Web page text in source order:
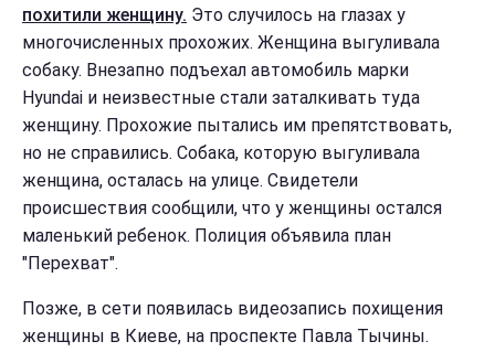
похитили женщину. Это случилось на глазах у
многочисленных прохожих. Женщина выгуливала
собаку. Внезапно подъехал автомобиль марки
Hyundai и неизвестные стали заталкивать туда
женщину. Прохожие пытались им препятствовать,
но не справились. Собака, которую выгуливала
женщина, осталась на улице. Свидетели
происшествия сообщили, что у женщины остался
маленький ребенок. Полиция объявила план
"Перехват".
Позже, в сети появилась видеозапись похищения
женщины в Киеве, на проспекте Павла Тычины.